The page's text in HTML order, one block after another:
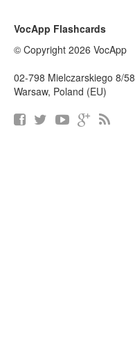
VocApp Flashcards
© Copyright 2026 VocApp
02-798 Mielczarskiego 8/58
Warsaw, Poland (EU)